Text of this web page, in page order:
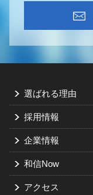
選ばれる理由
採用情報
企業情報
和信Now
アクセス